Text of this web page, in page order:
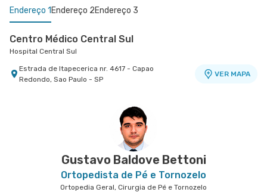
Endereço 1 Endereço 2Endereço 3
Centro Médico Central Sul
Hospital Central Sul
Estrada de Itapecerica nr. 4617 - Capao
Redondo, Sao Paulo - SP
VER MAPA
Rua Fernando Falcao nr. 1222 - Mooca, Sao Paulo
Atenção Primária A Saude
Hospital Central do Tatuapé (Aviccena)
Avenida Alvaro Ramos nr. 896 6º Andar - Quarta
Gustavo Baldove Bettoni
Ortopedista de Pé e Tornozelo
Ortopedia Geral, Cirurgia de Pé e Tornozelo